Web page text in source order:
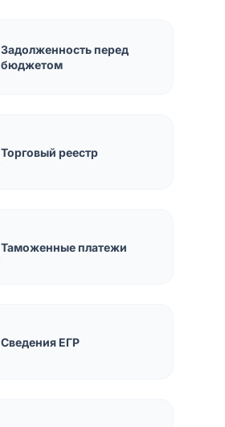
Задолженность перед
бюджетом
Торговый реестр
Таможенные платежи
Сведения ЕГР